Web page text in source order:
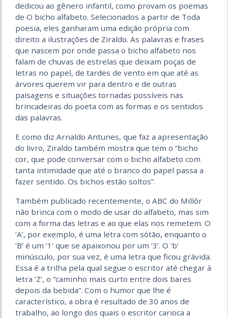
dedicou ao gênero infantil, como provam os poemas
de O bicho alfabeto. Selecionados a partir de Toda
poesia, eles ganharam uma edição própria com
direito a ilustrações de Ziraldo. As palavras e frases
que nascem por onde passa o bicho alfabeto nos
falam de chuvas de estrelas que deixam poças de
letras no papel, de tardes de vento em que até as
árvores querem vir para dentro e de outras
paisagens e situações tornadas possíveis nas
brincadeiras do poeta com as formas e os sentidos
das palavras.
E como diz Arnaldo Antunes, que faz a apresentação
do livro, Ziraldo também mostra que tem o “bicho
cor, que pode conversar com o bicho alfabeto com
tanta intimidade que até o branco do papel passa a
fazer sentido. Os bichos estão soltos”.
Também publicado recentemente, o ABC do Millôr
não brinca com o modo de usar do alfabeto, mas sim
com a forma das letras e ao que elas nos remetem. O
‘A’, por exemplo, é uma letra com sótão, enquanto o
‘B’ é um ‘1’ que se apaixonou por um ‘3’. O ‘b’
minúsculo, por sua vez, é uma letra que ficou grávida.
Essa é a trilha pela qual segue o escritor até chegar à
letra ‘Z’, o “caminho mais curto entre dois bares
depois da bebida”. Com o humor que lhe é
característico, a obra é resultado de 30 anos de
trabalho, ao longo dos quais o escritor carioca a